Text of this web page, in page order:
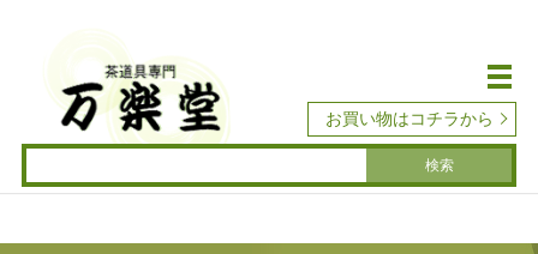
メ
お買い物はコチラから